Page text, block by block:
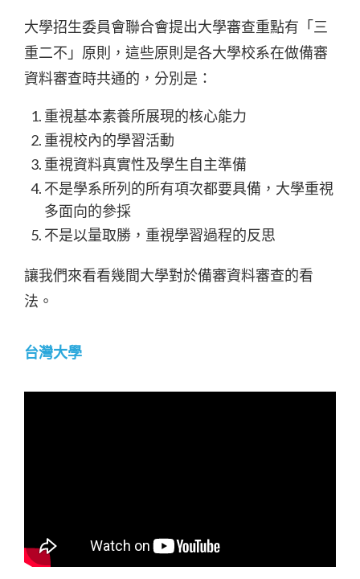
大學招生委員會聯合會提出大學審查重點有「三
重二不」原則，這些原則是各大學校系在做備審
資料審查時共通的，分別是：
重視基本素養所展現的核心能力
重視校內的學習活動
重視資料真實性及學生自主準備
不是學系所列的所有項次都要具備，大學重視
多面向的參採
不是以量取勝，重視學習過程的反思
讓我們來看看幾間大學對於備審資料審查的看
法。
台灣大學